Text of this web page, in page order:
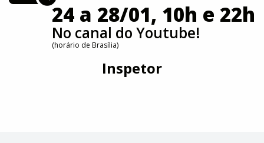
24 a 28/01, 10h e 22h
No canal do Youtube!
(horário de Brasília)
Inspetor